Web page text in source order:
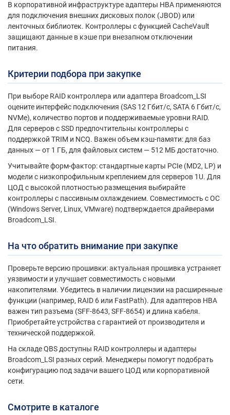
В корпоративной инфраструктуре адаптеры HBA применяются
для подключения внешних дисковых полок (JBOD) или
ленточных библиотек. Контроллеры с функцией CacheVault
защищают данные в кэше при внезапном отключении
питания.
Критерии подбора при закупке
При выборе RAID контроллера или адаптера Broadcom_LSI
оцените интерфейс подключения (SAS 12 Гбит/с, SATA 6 Гбит/с,
NVMe), количество портов и поддерживаемые уровни RAID.
Для серверов с SSD предпочтительны контроллеры с
поддержкой TRIM и NCQ. Важен объем кэш-памяти: для баз
данных — от 1 ГБ, для файловых систем — 512 МБ достаточно.
Учитывайте форм-фактор: стандартные карты PCIe (MD2, LP) и
модели с низкопрофильным креплением для серверов 1U. Для
ЦОД с высокой плотностью размещения выбирайте
контроллеры с пассивным охлаждением. Совместимость с ОС
(Windows Server, Linux, VMware) подтверждается драйверами
Broadcom_LSI.
На что обратить внимание при закупке
Проверьте версию прошивки: актуальная прошивка устраняет
уязвимости и улучшает совместимость с новыми
накопителями. Убедитесь в наличии лицензии на расширенные
функции (например, RAID 6 или FastPath). Для адаптеров HBA
важен тип разъема (SFF-8643, SFF-8654) и длина кабеля.
Приобретайте устройства с гарантией от производителя и
технической поддержкой.
На складе QBS доступны RAID контроллеры и адаптеры
Broadcom_LSI разных серий. Менеджеры помогут подобрать
конфигурацию под задачи вашего ЦОД или корпоративной
сети.
Смотрите в каталоге